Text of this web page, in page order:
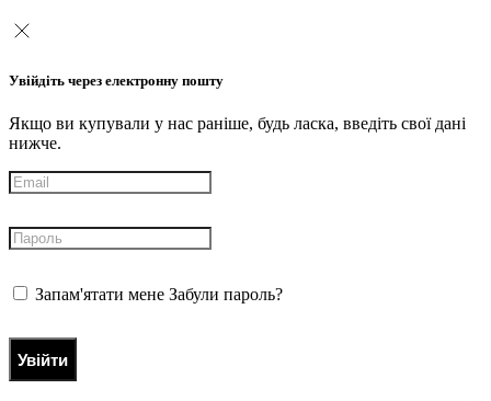
Увійдіть через електронну пошту
Якщо ви купували у нас раніше, будь ласка, введіть свої дані
нижче.
Запам'ятати мене Забули пароль?
Увійти